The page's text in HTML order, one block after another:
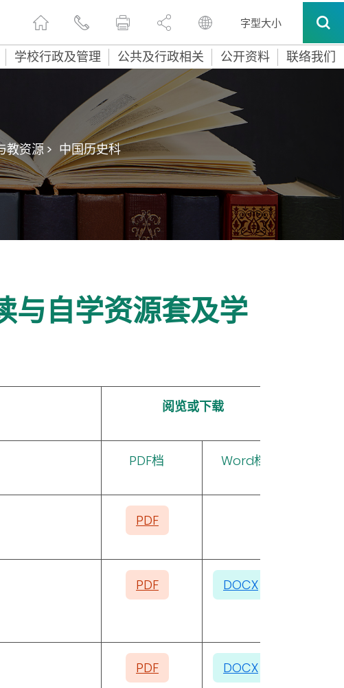
字型大小
学校行政及管理 公共及行政相关 公开资料 联络我们
教资源 > 中国历史科
自学资源套及学
阅览或下载
PDF档 Word档
PDF
PDF DOCX
PDF DOCX